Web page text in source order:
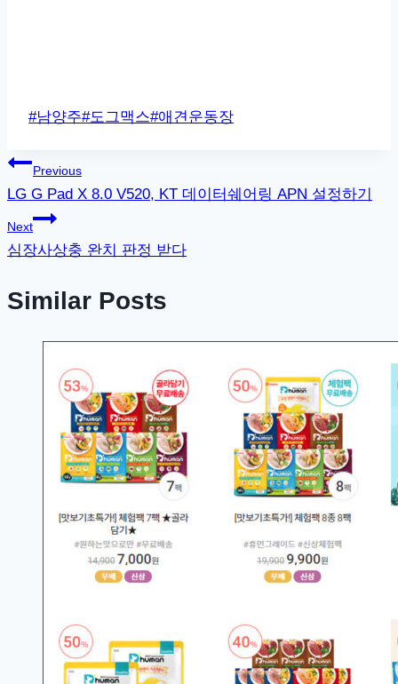
Post
#남양주#도그맥스#애견운동장
글
탐
색
Previous
LG G Pad X 8.0 V520, KT 데이터쉐어링 APN 설정하기
Next
심장사상충 완치 판정 받다
Similar Posts